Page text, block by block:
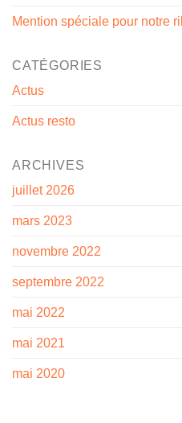
Mention spéciale pour notre
CATÉGORIES
Actus
Actus resto
ARCHIVES
juillet 2026
mars 2023
novembre 2022
septembre 2022
mai 2022
mai 2021
mai 2020